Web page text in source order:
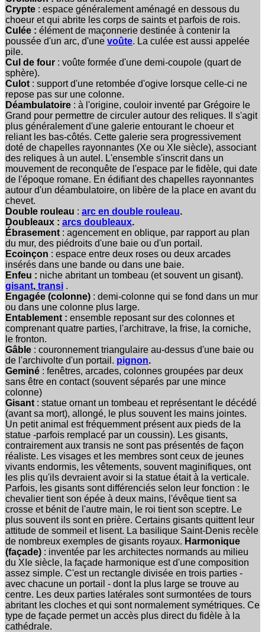
Crypte : espace généralement aménagé en dessous du
choeur et qui abrite les corps de saints et parfois de rois.
Culée : élément de maçonnerie destinée à contenir la
poussée d'un arc, d'une voûte. La culée est aussi appelée
pile.
Cul de four : voûte formée d'une demi-coupole (quart de
sphère).
Culot : support d'une retombée d'ogive lorsque celle-ci ne
repose pas sur une colonne.
Déambulatoire : à l'origine, couloir inventé par Grégoire le
Grand pour permettre de circuler autour des reliques. Il s'agit
plus généralement d'une galerie entourant le choeur et
reliant les bas-côtés. Cette galerie sera progressivement
doté de chapelles rayonnantes (Xe ou XIe siècle), associant
des reliques à un autel. L'ensemble s'inscrit dans un
mouvement de reconquête de l'espace par le fidèle, qui date
de l'époque romane. En édifiant des chapelles rayonnantes
autour d'un déambulatoire, on libère de la place en avant du
chevet.
Double rouleau : arc en double rouleau.
Doubleaux : arcs doubleaux.
Ébrasement : agencement en oblique, par rapport au plan
du mur, des piédroits d'une baie ou d'un portail.
Ecoinçon : espace entre deux roses ou deux arcades
insérés dans une bande ou dans une baie.
Enfeu : niche abritant un tombeau (et souvent un gisant).
gisant, transi .
Engagée (colonne) : demi-colonne qui se fond dans un mur
ou dans une colonne plus large.
Entablement : ensemble reposant sur des colonnes et
comprenant quatre parties, l'architrave, la frise, la corniche,
le fronton.
Gâble : couronnement triangulaire au-dessus d'une baie ou
de l'archivolte d'un portail. pignon.
Geminé : fenêtres, arcades, colonnes groupées par deux
sans être en contact (souvent séparés par une mince
colonne)
Gisant : statue ornant un tombeau et représentant le décédé
(avant sa mort), allongé, le plus souvent les mains jointes.
Un petit animal est fréquemment présent aux pieds de la
statue -parfois remplacé par un coussin). Les gisants,
contrairement aux transis ne sont pas présentés de façon
réaliste. Les visages et les membres sont ceux de jeunes
vivants endormis, les vêtements, souvent maginifiques, ont
les plis qu'ils devraient avoir si la statue était à la verticale.
Parfois, les gisants sont différenciés selon leur fonction : le
chevalier tient son épée à deux mains, l'évêque tient sa
crosse et bénit de l'autre main, le roi tient son sceptre. Le
plus souvent ils sont en prière. Certains gisants quittent leur
attitude de sommeil et lisent. La basilique Saint-Denis recèle
de nombreux exemples de gisants royaux. Harmonique
(façade) : inventée par les architectes normands au milieu
du XIe siècle, la façade harmonique est d'une composition
assez simple. C'est un rectangle divisée en trois parties -
avec chacune un portail - dont la plus large se trouve au
centre. Les deux parties latérales sont surmontées de tours
abritant les cloches et qui sont normalement symétriques. Ce
type de façade permet un accès plus direct du fidèle à la
cathédrale.